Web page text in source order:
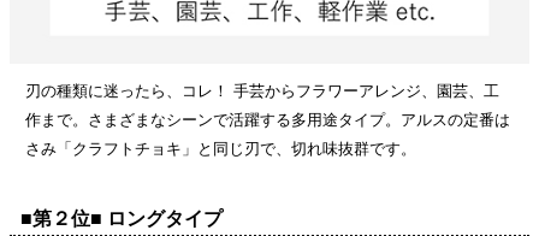
刃の種類に迷ったら、コレ！ 手芸からフラワーアレンジ、園芸、工
作まで。さまざまなシーンで活躍する多用途タイプ。アルスの定番は
さみ「クラフトチョキ」と同じ刃で、切れ味抜群です。
■第２位■ ロングタイプ